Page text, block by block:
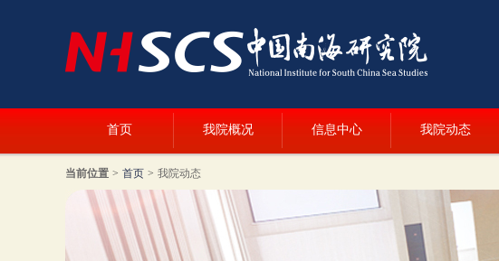
首页 我院概况 信息中心 我院动态
当前位置 > 首页 > 我院动态